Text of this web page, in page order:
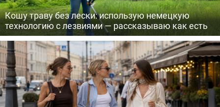
Кошу траву без лески: использую немецкую
технологию с лезвиями — рассказываю как есть